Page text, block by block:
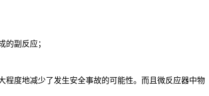
副反应；
度地减少了发生安全事故的可能性。而且微反应器中物